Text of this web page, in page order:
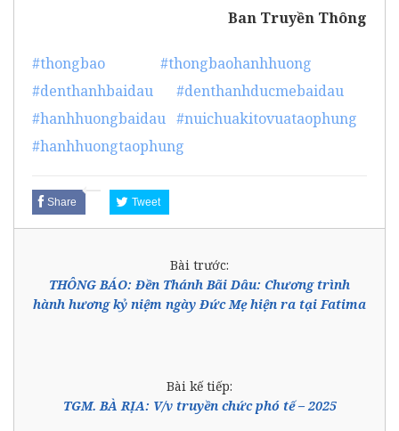
Ban Truyền Thông
#thongbao
#thongbaohanhhuong
#denthanhbaidau
#denthanhducmebaidau
#hanhhuongbaidau #nuichuakitovuataophung
#hanhhuongtaophung
Share Tweet
Bài trước:
THÔNG BÁO: Đền Thánh Bãi Dâu: Chương trình
hành hương kỷ niệm ngày Đức Mẹ hiện ra tại Fatima
Bài kế tiếp:
TGM. BÀ RỊA: V/v truyền chức phó tế – 2025